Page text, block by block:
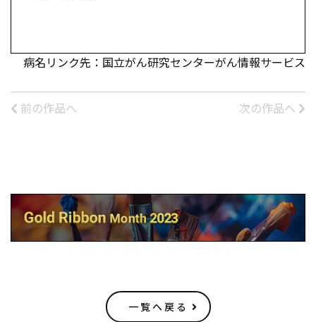
病名リンク先：国立がん研究センターがん情報サービス
前の作品へ 次の作品へ
一覧へ戻る